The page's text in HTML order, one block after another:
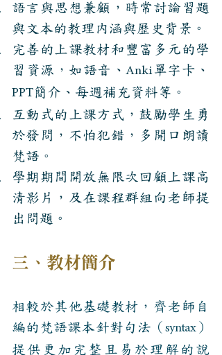
語言與思想兼顧，時常討論習題
與文本的教理内涵與歷史背景。
完善的上課教材和豐富多元的學
習資源，如語音、 Anki單字卡、
PPT簡介、每週補充資料等。
互動式的上課方式，鼓勵學生勇
於發問，不怕犯錯，多開口朗讀
梵語。
學期期間開放無限次回顧上課高
清影片，及在課程群組向老師提
出問題。
​三、教材簡介
相較於其他基礎教材，齊老師自
編的梵語課本針對句法（ syntax）
提供更加完整且易於理解的說